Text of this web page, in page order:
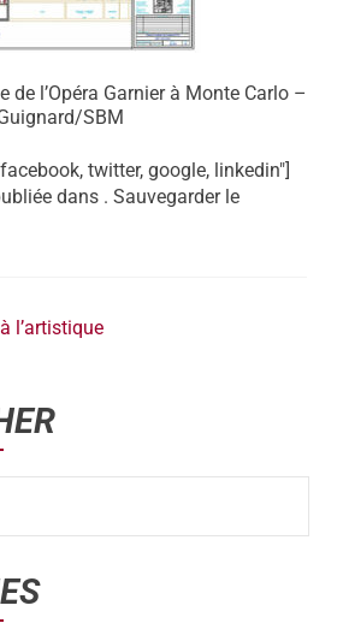
de l’Opéra Garnier à Monte Carlo –
SBM
twitter, google, linkedin"]
dans . Sauvegarder le
l’artistique